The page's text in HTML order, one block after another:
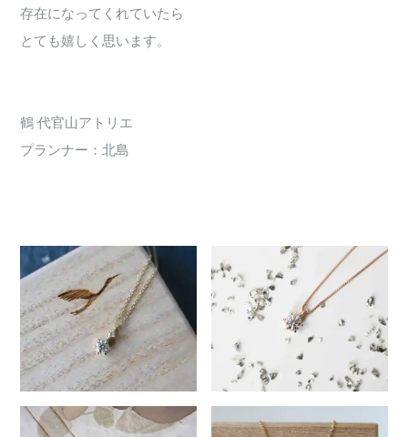
存在になってくれていたら
とても嬉しく思います。
鶴 代官山アトリエ
プランナー：北島